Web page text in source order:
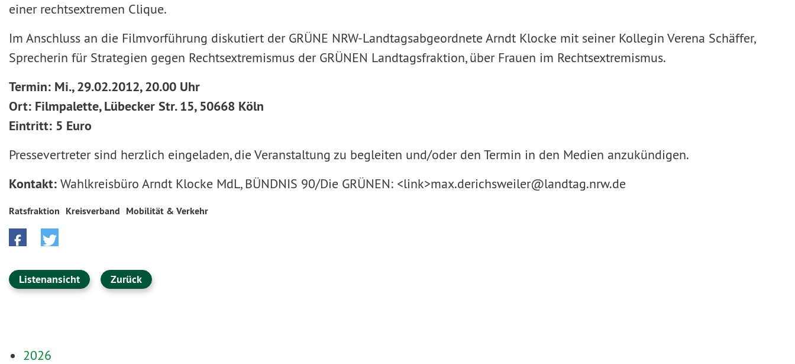
einer rechtsextremen Clique.
Im Anschluss an die Filmvorführung diskutiert der GRÜNE NRW-Landtagsabgeordnete Arndt Klocke mit seiner Kollegin Verena Schäffer,
Sprecherin für Strategien gegen Rechtsextremismus der GRÜNEN Landtagsfraktion, über Frauen im Rechtsextremismus.
Termin: Mi., 29.02.2012, 20.00 Uhr
Ort: Filmpalette, Lübecker Str. 15, 50668 Köln
Eintritt: 5 Euro
Pressevertreter sind herzlich eingeladen, die Veranstaltung zu begleiten und/oder den Termin in den Medien anzukündigen.
Kontakt: Wahlkreisbüro Arndt Klocke MdL, BÜNDNIS 90/Die GRÜNEN: <link>max.derichsweiler@landtag.nrw.de
Ratsfraktion Kreisverband Mobilität & Verkehr
Listenansicht Zurück
2026